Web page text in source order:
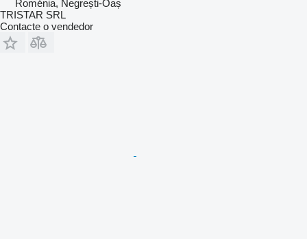
Roménia, Negrești-Oaș
TRISTAR SRL
Contacte o vendedor